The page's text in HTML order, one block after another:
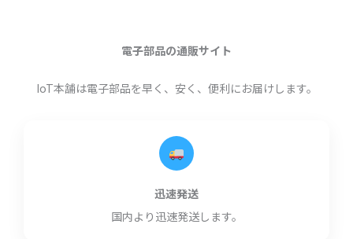
電子部品の通販サイト
IoT本舗は電子部品を早く、安く、便利にお届けします。
迅速発送
国内より迅速発送します。